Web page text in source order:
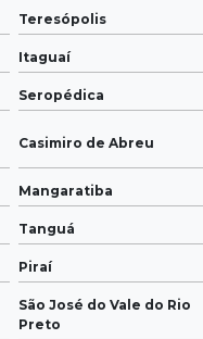
Teresópolis
Itaguaí
Seropédica
Casimiro de Abreu
Mangaratiba
Tanguá
Piraí
São José do Vale do Rio
Preto